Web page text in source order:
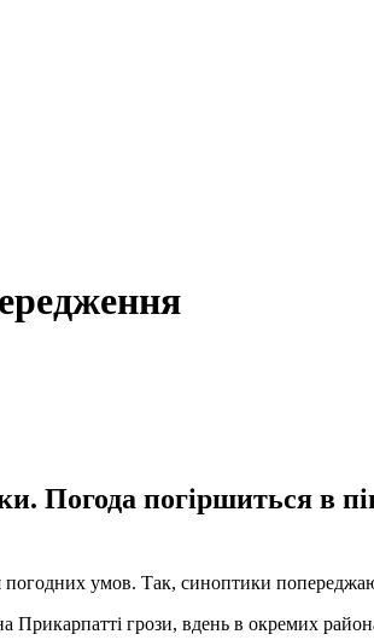
Погода погіршиться в
погодних умов. Так, синоптики
Прикарпатті грози, вдень в окремих